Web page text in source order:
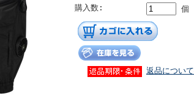
購入数:
個
返品につい